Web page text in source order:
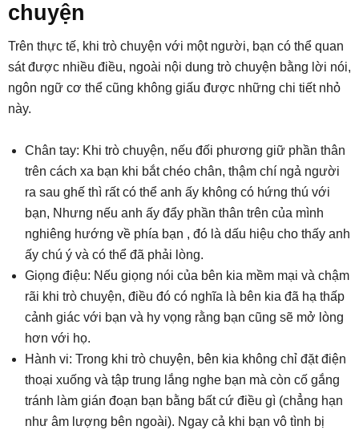
chuyện
Trên thực tế, khi trò chuyện với một người, bạn có thể quan
sát được nhiều điều, ngoài nội dung trò chuyện bằng lời nói,
ngôn ngữ cơ thể cũng không giấu được những chi tiết nhỏ
này.
Chân tay: Khi trò chuyện, nếu đối phương giữ phần thân
trên cách xa bạn khi bắt chéo chân, thậm chí ngả người
ra sau ghế thì rất có thể anh ấy không có hứng thú với
bạn, Nhưng nếu anh ấy đẩy phần thân trên của mình
nghiêng hướng về phía bạn , đó là dấu hiệu cho thấy anh
ấy chú ý và có thể đã phải lòng.
Giọng điệu: Nếu giọng nói của bên kia mềm mại và chậm
rãi khi trò chuyện, điều đó có nghĩa là bên kia đã hạ thấp
cảnh giác với bạn và hy vọng rằng bạn cũng sẽ mở lòng
hơn với họ.
Hành vi: Trong khi trò chuyện, bên kia không chỉ đặt điện
thoại xuống và tập trung lắng nghe bạn mà còn cố gắng
tránh làm gián đoạn bạn bằng bất cứ điều gì (chẳng hạn
như âm lượng bên ngoài). Ngay cả khi bạn vô tình bị